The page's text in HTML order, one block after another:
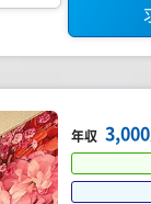
年収